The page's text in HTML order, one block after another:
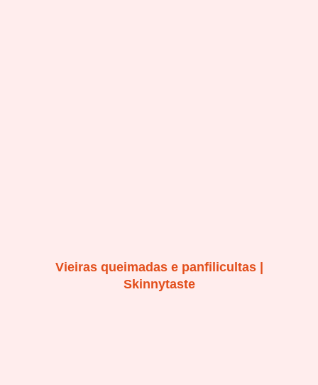
Vieiras queimadas e panfilicultas |
Skinnytaste